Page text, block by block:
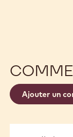
Ajouter un